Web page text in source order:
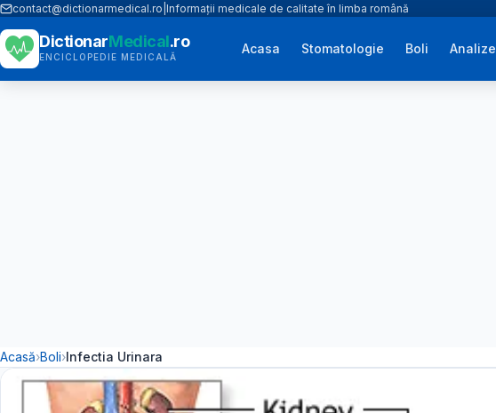
contact@dictionarmedical.ro Informații medicale de calitate în limba română
DictionarMedical.ro
ENCICLOPEDIE MEDICALĂ
Acasa Stomatologie Boli Analize
Acasă›Boli›Infectia Urinara